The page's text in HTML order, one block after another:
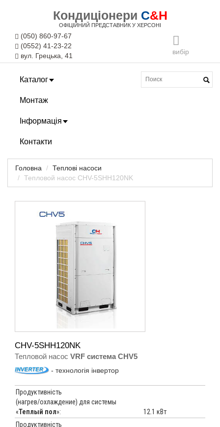
Кондиціонери C&H
ОФІЦІЙНИЙ ПРЕДСТАВНИК У ХЕРСОНІ
вибір
(050) 860-97-67
(0552) 41-23-22
вул. Грецька, 41
Каталог
Монтаж
Інформація
Контакти
Головна
Теплові насоси
Тепловой насос CHV-5SHH120NK
CHV-5SHH120NK
Тепловой насос VRF система CHV5
- технологія інвертор
Продуктивність
(нагрев/охлаждение) для системы
«Теплый пол»:
12.1 кВт
Продуктивність